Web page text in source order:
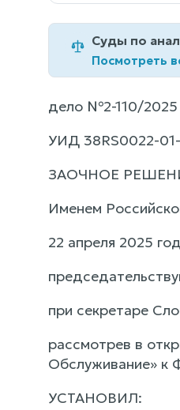
Суды по
Посмотреть
дело №2-110/2025
УИД 38RS0022-
ЗАОЧНОЕ
Именем
22 апреля 2025
при секретаре
рассмотрев в
Обслуживание» к
УСТАНОВИЛ: